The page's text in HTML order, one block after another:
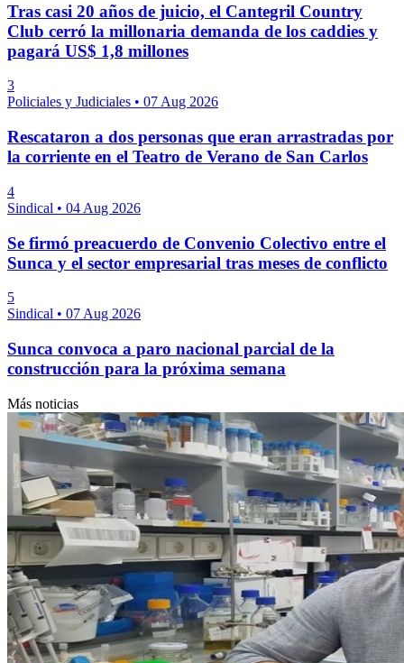
Tras casi 20 años de juicio, el Cantegril Country
Club cerró la millonaria demanda de los caddies y
pagará US$ 1,8 millones
3
Policiales y Judiciales • 07 Aug 2026
Rescataron a dos personas que eran arrastradas por
la corriente en el Teatro de Verano de San Carlos
4
Sindical • 04 Aug 2026
Se firmó preacuerdo de Convenio Colectivo entre el
Sunca y el sector empresarial tras meses de conflicto
5
Sindical • 07 Aug 2026
Sunca convoca a paro nacional parcial de la
construcción para la próxima semana
Más noticias